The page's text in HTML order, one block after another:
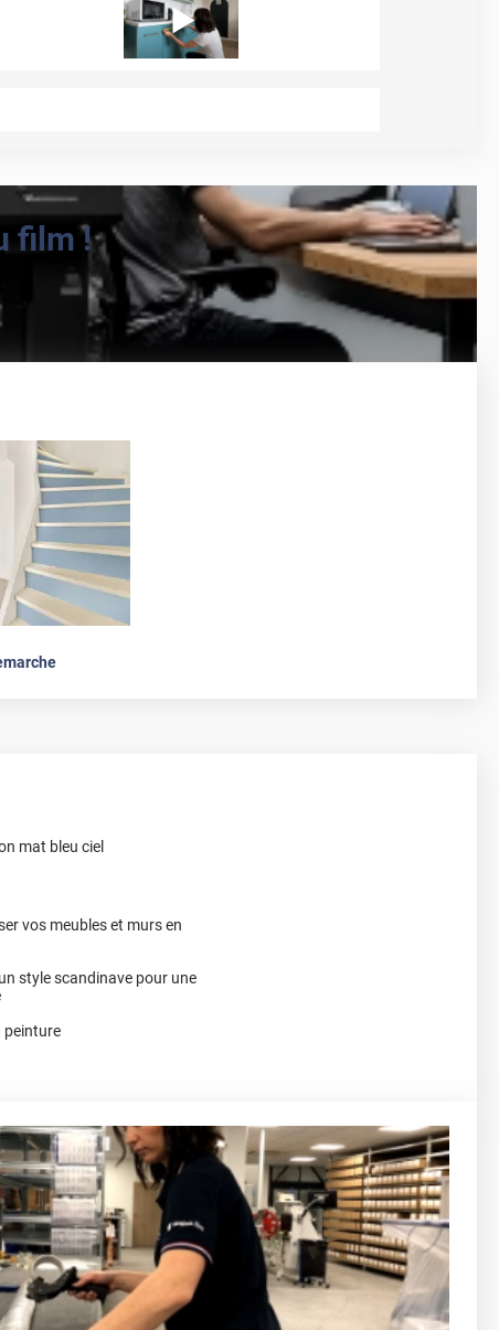
film !
mat bleu ciel
vos meubles et murs en
style scandinave pour une
peinture